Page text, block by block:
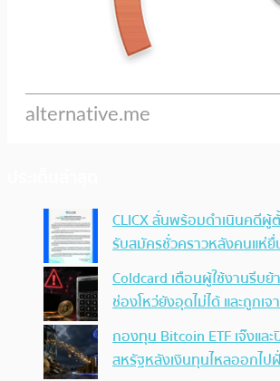
CLICX ลั่นพร้อมดำเนินคดี
รับสมัครชั่วคราวหลังคนแห่
Coldcard เตือนผู้ใช้งานรีบ
ช่องโหว่ยังอุดไม่ได้ และถูกเจ
กองทุน Bitcoin ETF เจ๊งแล
สหรัฐหลังเงินทุนไหลออกไป